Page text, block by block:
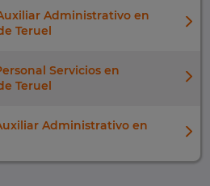
Administrativo en
Teruel
Servicios en
Teruel
Administrativo en